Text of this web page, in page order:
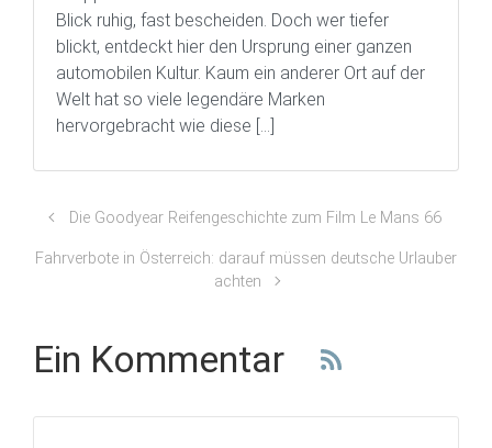
Blick ruhig, fast bescheiden. Doch wer tiefer
blickt, entdeckt hier den Ursprung einer ganzen
automobilen Kultur. Kaum ein anderer Ort auf der
Welt hat so viele legendäre Marken
hervorgebracht wie diese […]
Die Goodyear Reifengeschichte zum Film Le Mans 66
Fahrverbote in Österreich: darauf müssen deutsche Urlauber
achten
Ein Kommentar